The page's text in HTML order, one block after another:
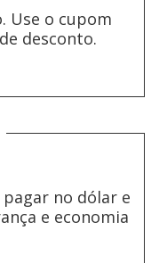
Use o cupom
desconto.
no dólar e
e economia